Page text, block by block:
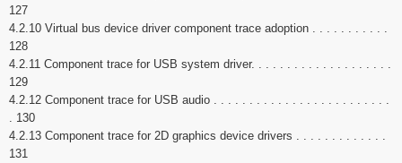
127
4.2.10 Virtual bus device driver component trace adoption . . . . . . . . . . .
128
4.2.11 Component trace for USB system driver. . . . . . . . . . . . . . . . . . . .
129
4.2.12 Component trace for USB audio . . . . . . . . . . . . . . . . . . . . . . . . .
. 130
4.2.13 Component trace for 2D graphics device drivers . . . . . . . . . . . . .
131